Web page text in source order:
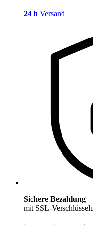
24 h Versand
Sichere Bezahlung
mit SSL-